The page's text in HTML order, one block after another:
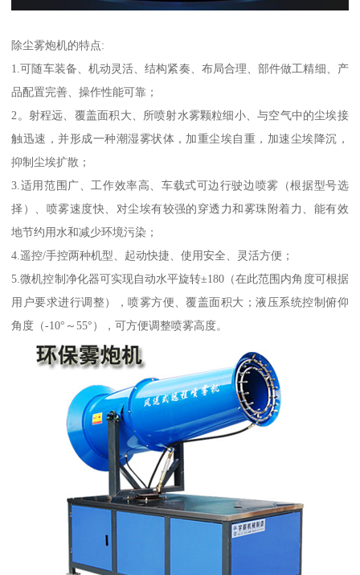
除尘雾炮机的特点:
1.可随车装备、机动灵活、结构紧奏、布局合理、部件做工精细、产
品配置完善、操作性能可靠；
2。射程远、覆盖面积大、所喷射水雾颗粒细小、与空气中的尘埃接
触迅速，并形成一种潮湿雾状体，加重尘埃自重，加速尘埃降沉，
抑制尘埃扩散；
3.适用范围广、工作效率高、车载式可边行驶边喷雾（根据型号选
择）、喷雾速度快、对尘埃有较强的穿透力和雾珠附着力、能有效
地节约用水和减少环境污染；
4.遥控/手控两种机型、起动快捷、使用安全、灵活方便；
5.微机控制净化器可实现自动水平旋转±180（在此范围内角度可根据
用户要求进行调整），喷雾方便、覆盖面积大；液压系统控制俯仰
角度（-10°～55°），可方便调整喷雾高度。